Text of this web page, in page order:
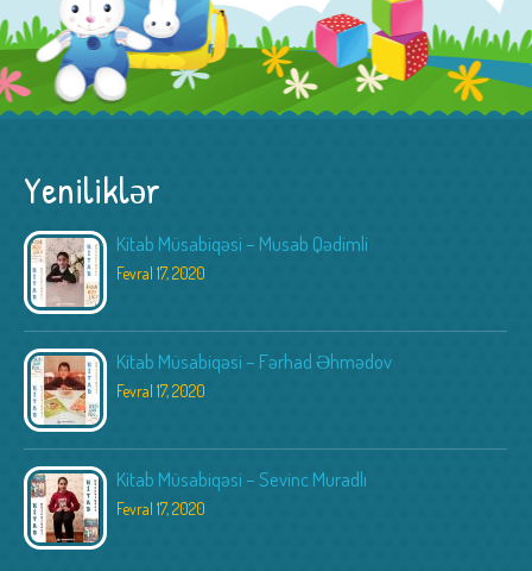
Yeniliklər
Kitab Müsabiqəsi – Musab Qədimli
Fevral 17, 2020
Kitab Müsabiqəsi – Fərhad Əhmədov
Fevral 17, 2020
Kitab Müsabiqəsi – Sevinc Muradlı
Fevral 17, 2020